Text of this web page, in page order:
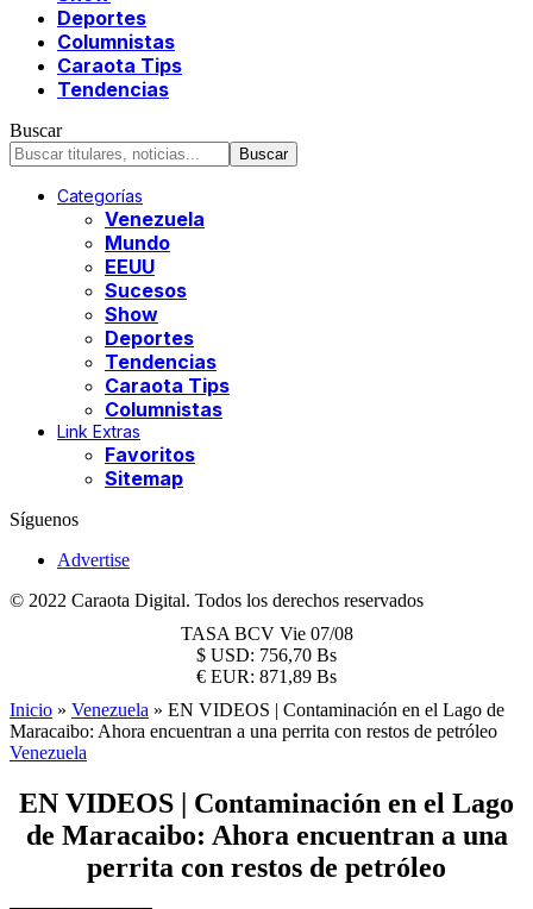
Deportes
Columnistas
Caraota Tips
Tendencias
Buscar
Categorías
Venezuela
Mundo
EEUU
Sucesos
Show
Deportes
Tendencias
Caraota Tips
Columnistas
Link Extras
Favoritos
Sitemap
Síguenos
Advertise
© 2022 Caraota Digital. Todos los derechos reservados
TASA BCV Vie 07/08
$ USD: 756,70 Bs
€ EUR: 871,89 Bs
Inicio » Venezuela » EN VIDEOS | Contaminación en el Lago de
Maracaibo: Ahora encuentran a una perrita con restos de petróleo
Venezuela
EN VIDEOS | Contaminación en el Lago
de Maracaibo: Ahora encuentran a una
perrita con restos de petróleo